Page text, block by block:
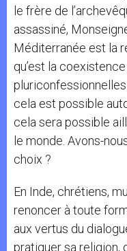
le frère de
assassiné,
Méditerranée est la
qu’est la
cela est possible
cela sera possible
le monde. Avons-
choix ?
En Inde, chrétiens,
renoncer à toute
aux vertus du
pratiquer sa religion,